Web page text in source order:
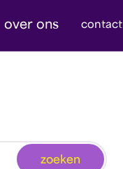
over ons contact
zoeken